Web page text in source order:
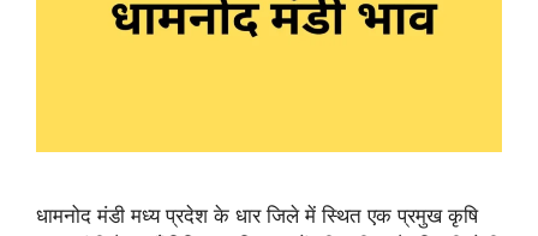
धामनोद मंडी मध्य प्रदेश के धार जिले में स्थित एक प्रमुख कृषि